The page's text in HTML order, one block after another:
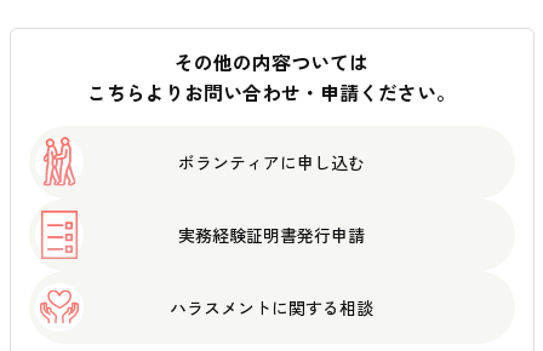
その他の内容ついては
こちらよりお問い合わせ・申請ください。
ボランティアに申し込む
実務経験証明書発行申請
ハラスメントに関する相談